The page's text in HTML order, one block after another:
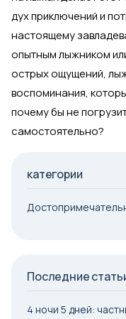
дух приключений и
настоящему
опытным лыжником
острых ощущений,
воспоминания,
почему бы не
самостоятельно?
категории
Последние
4 ночи 5 дней: